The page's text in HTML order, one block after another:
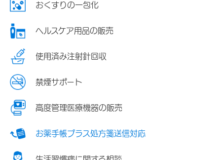
おくすりの一包化
ヘルスケア用品の販売
使用済み注射針回収
禁煙サポート
高度管理医療機器の販売
お薬手帳プラス処方箋送信対応